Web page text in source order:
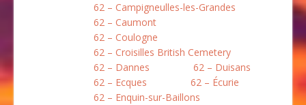
62 – Campigneulles-les-Grandes
62 – Caumont
62 – Coulogne
62 – Croisilles British Cemetery
62 – Dannes
62 – Duisans
62 – Ecques
62 – Écurie
62 – Enquin-sur-Baillons